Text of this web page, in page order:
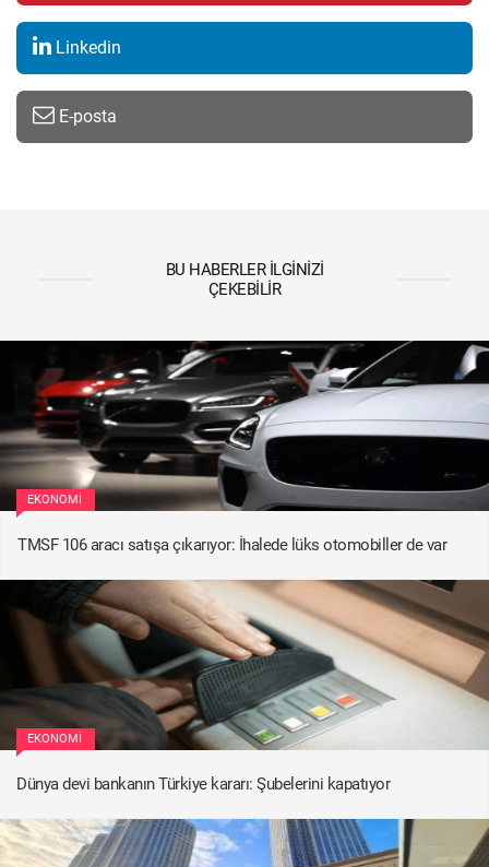
Linkedin
E-posta
BU HABERLER İLGINIZI
ÇEKEBILIR
EKONOMI
TMSF 106 aracı satışa çıkarıyor: İhalede lüks otomobiller de var
EKONOMI
Dünya devi bankanın Türkiye kararı: Şubelerini kapatıyor